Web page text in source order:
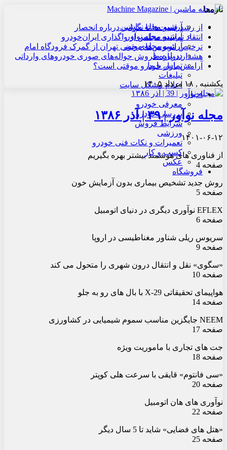
آرشیو مجله ماشین
آرشیو مجله نوآور
آرشیو مجله موتور
درباره ما
تماس با ما
تبلیغات
اعلام مشکل سایت
اخبار
معرفی خودرو
بررسی خودرو
شرایط فروش
ورزشی
تعمیرات و نکات فنی خودرو
کسب و کار
عکس
فروشگاه
تازه‌ها
از رشد قیمت‌ها تا نگرانی درباره انحصار
انتقاد نماینده مجلس از واگذاری ایران‌خودرو
ترخیص اتوبوس‌های چینی تهران از گمرک فرودگاه امام
هشدار درباره فروش حواله‌های صوری خودروهای وارداتی
آرامش بازار خودرو موقتی است؟
یکشنبه , ۱۸ مرداد ۱۴۰۵
مجله نوآور | ۳۹ | آذر ۱۳۸۶
۱۴۰۱-۰۶-۱۲
از فناوری های هوشمند بیشتر بهره بگیریم
صفحه 4
روش جدید تشخیص بیماری بدون آزمایش خون
صفحه 5
EFLEX نوآوری دیگری در دنیای اتومبیل
صفحه 6
سریوس ریلی شناور مغناطیسی در اروپا
صفحه 9
«سگوی» نقل و انتقال درون شهری را متحول می کند
صفحه 10
هواپیمای تحقیقاتی X-29 با بال های رو به جلو
صفحه 14
NEEM جایگزین مناسب سموم شیمیایی در کشاورزی
صفحه 17
جت های تجاری با ماموریت ویژه
صفحه 18
«سی فانتوم» قایقی با سرعت هلی کوپتر
صفحه 20
نوآوری های هان اتومبیل
صفحه 22
«هتل های فضایی» شاید تا 5 سال دیگر
صفحه 25